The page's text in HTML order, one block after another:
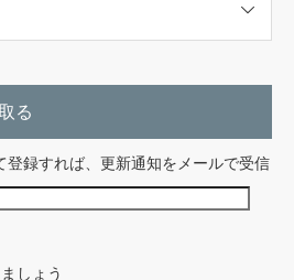
る
登録すれば、更新通知をメールで受信
しょう